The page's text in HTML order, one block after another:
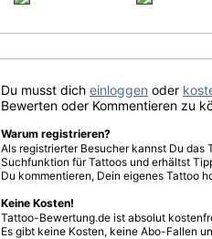
Du musst dich einloggen oder
Bewerten oder Kommentieren zu
Warum registrieren?
Als registrierter Besucher kannst Du
Suchfunktion für Tattoos und erhältst
Du kommentieren, Dein eigenes Tattoo
Keine Kosten!
Tattoo-Bewertung.de ist absolut
Es gibt keine Kosten, keine Abo-Fallen